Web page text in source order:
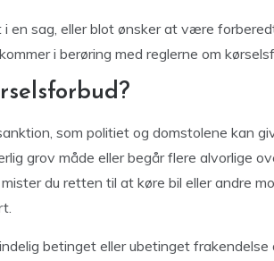
en sag, eller blot ønsker at være
i berøring med reglerne om
som politiet og domstolene kan
grov måde eller begår flere alvorlige
du retten til at køre bil eller andre
betinget eller ubetinget